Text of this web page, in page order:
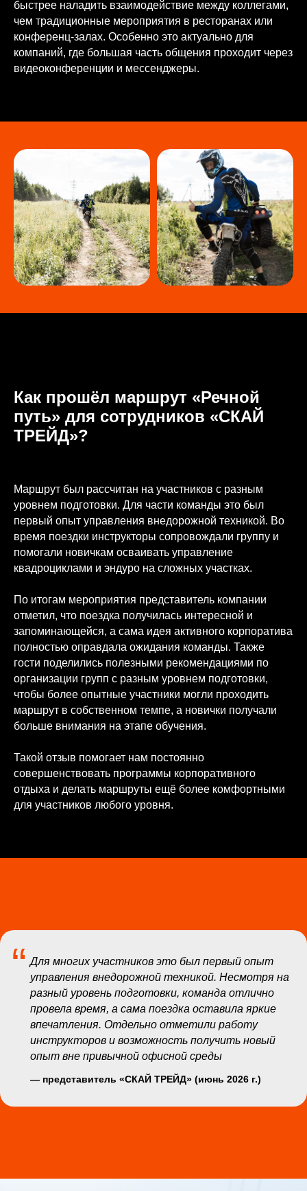
быстрее наладить взаимодействие между коллегами,
чем традиционные мероприятия в ресторанах или
конференц-залах. Особенно это актуально для
компаний, где большая часть общения проходит через
видеоконференции и мессенджеры.
Как прошёл маршрут «Речной
путь» для сотрудников «СКАЙ
ТРЕЙД»?
Маршрут был рассчитан на участников с разным
уровнем подготовки. Для части команды это был
первый опыт управления внедорожной техникой. Во
время поездки инструкторы сопровождали группу и
помогали новичкам осваивать управление
квадроциклами и эндуро на сложных участках.
По итогам мероприятия представитель компании
отметил, что поездка получилась интересной и
запоминающейся, а сама идея активного корпоратива
полностью оправдала ожидания команды. Также
гости поделились полезными рекомендациями по
организации групп с разным уровнем подготовки,
чтобы более опытные участники могли проходить
маршрут в собственном темпе, а новички получали
больше внимания на этапе обучения.
Такой отзыв помогает нам постоянно
совершенствовать программы корпоративного
отдыха и делать маршруты ещё более комфортными
для участников любого уровня.
“ Для многих участников это был первый опыт
управления внедорожной техникой. Несмотря на
разный уровень подготовки, команда отлично
провела время, а сама поездка оставила яркие
впечатления. Отдельно отметили работу
инструкторов и возможность получить новый
опыт вне привычной офисной среды
— представитель «СКАЙ ТРЕЙД» (июнь 2026 г.)